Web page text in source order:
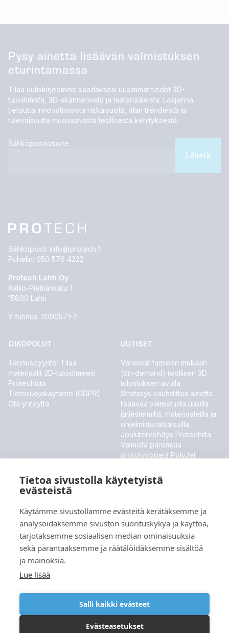
Tietoa sivustolla käytetyistä
evästeistä
Käytämme sivustollamme evästeitä kerätäksemme ja
analysoidaksemme sivuston suorituskykyä ja käyttöä,
tarjotaksemme sosiaalisen median ominaisuuksia
sekä parantaaksemme ja räätälöidäksemme sisältöä
ja mainoksia.
Lue lisää
Salli kaikki evästeet
Evästeasetukset
Pysy ainetta lisäävän valmistuksen
eturintamassa
Tilaa uutiskirjeemme saadaksesi uusimmat tiedot 3D-
tulostimista, 3D-skannereista ja materiaaleista. Laajenna
tietoutta innovatiivisista ratkaisuista, alan trendeistä ja
tulevaisuutta muovaavasta teollisesta kehityksestä.
Sähköpostiosoite
Sähköposti: info@protech.fi
Puhelin: 050 576 4222
Protech Lahti Oy
Kallio-Pietilänkatu 1
15800 Lahti
Y-tunnus: 2090571-2
OIKOPOLUT
Tarjouspyyntö: Tilaa
materiaalit 3D-tulostimeesi
Protechista
Tietosuojakäytäntö (GDPR)
Ota yhteyttä
UUTISET
Varaosat tarpeen mukaan
(on-demand) teollisen 3D-
tulostuksen avulla
Stratasys vauhdittaa ainetta
lisäävää valmistusta uusilla
järjestelmillä, materiaaleilla ja
ohjelmistoratkaisuilla
Joulutervehdys Protechilta
Valmista parempia
prototyyppejä PolyJet
Stratasys esittelee uudet
materiaalit ja ohjelmistouutiset
MESSUT JA TAPAHTUMAT
Meillä ei ole tällä hetkellä tulevia tapahtumia.